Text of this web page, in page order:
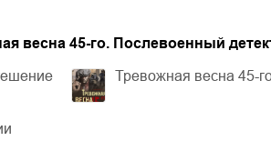
весна 45-го. Послевоенный
Тревожная весна 45-